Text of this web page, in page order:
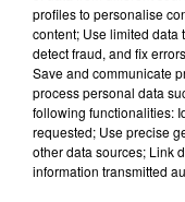
La Ligue
ZEvent, un
profiles to personalise
content; Use limited data
detect fraud, and fix
Save and communicate
process personal data
following functionalities:
requested; Use precise
other data sources; Link
information transmitted